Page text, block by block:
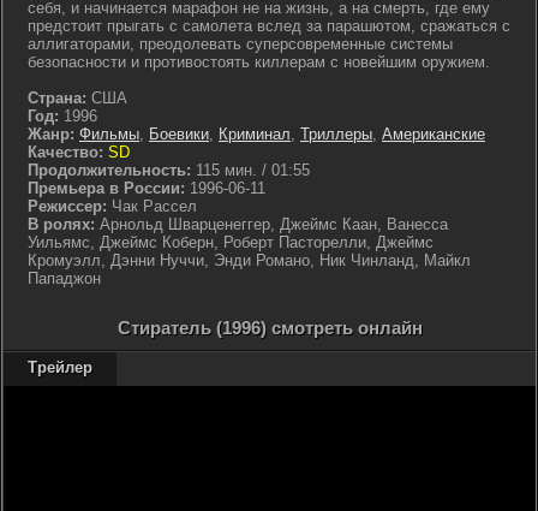
себя, и начинается марафон не на жизнь, а на смерть, где ему
предстоит прыгать с самолета вслед за парашютом, сражаться с
аллигаторами, преодолевать суперсовременные системы
безопасности и противостоять киллерам с новейшим оружием.
Страна: США
Год: 1996
Жанр: Фильмы, Боевики, Криминал, Триллеры, Американские
Качество: SD
Продолжительность: 115 мин. / 01:55
Премьера в России: 1996-06-11
Режиссер: Чак Рассел
В ролях: Арнольд Шварценеггер, Джеймс Каан, Ванесса
Уильямс, Джеймс Коберн, Роберт Пасторелли, Джеймс
Кромуэлл, Дэнни Нуччи, Энди Романо, Ник Чинланд, Майкл
Пападжон
Стиратель (1996) смотреть онлайн
Трейлер